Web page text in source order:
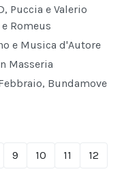
Puccia e Valerio
Romeus
e Musica d'Autore
Masseria
Febbraio, Bundamove
9 10 11 12